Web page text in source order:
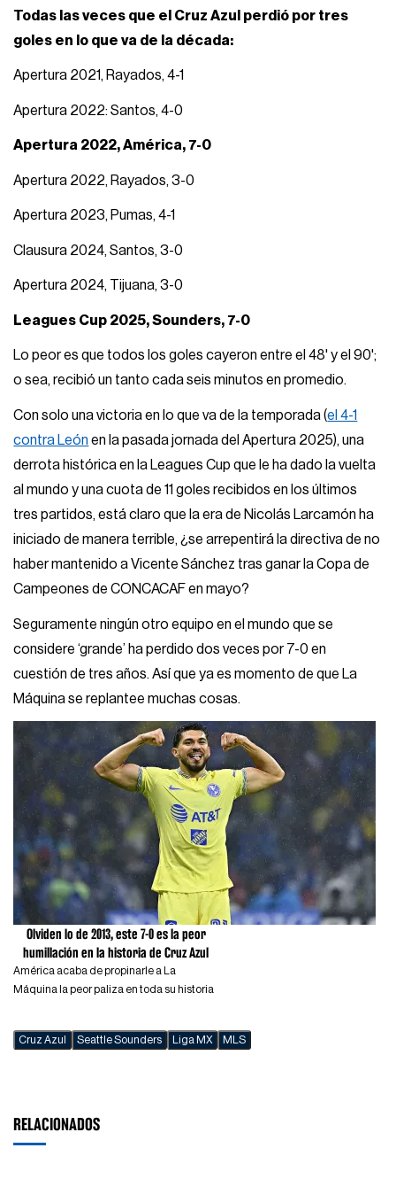
Todas las veces que el Cruz Azul perdió por tres
goles en lo que va de la década:
Apertura 2021, Rayados, 4-1
Apertura 2022: Santos, 4-0
Apertura 2022, América, 7-0
Apertura 2022, Rayados, 3-0
Apertura 2023, Pumas, 4-1
Clausura 2024, Santos, 3-0
Apertura 2024, Tijuana, 3-0
Leagues Cup 2025, Sounders, 7-0
Lo peor es que todos los goles cayeron entre el 48' y el 90';
o sea, recibió un tanto cada seis minutos en promedio.
Con solo una victoria en lo que va de la temporada (el 4-1
contra León en la pasada jornada del Apertura 2025), una
derrota histórica en la Leagues Cup que le ha dado la vuelta
al mundo y una cuota de 11 goles recibidos en los últimos
tres partidos, está claro que la era de Nicolás Larcamón ha
iniciado de manera terrible, ¿se arrepentirá la directiva de no
haber mantenido a Vicente Sánchez tras ganar la Copa de
Campeones de CONCACAF en mayo?
Seguramente ningún otro equipo en el mundo que se
considere ‘grande’ ha perdido dos veces por 7-0 en
cuestión de tres años. Así que ya es momento de que La
Máquina se replantee muchas cosas.
Olviden lo de 2013, este 7-0 es la peor
humillación en la historia de Cruz Azul
América acaba de propinarle a La
Máquina la peor paliza en toda su historia
Cruz Azul Seattle Sounders Liga MX MLS
RELACIONADOS